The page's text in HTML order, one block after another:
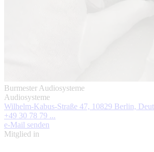
Burmester Audiosysteme
Audiosysteme
Wilhelm-Kabus-Straße 47, 10829 Berlin,
+49 30 78 79 ...
e-Mail senden
Mitglied in